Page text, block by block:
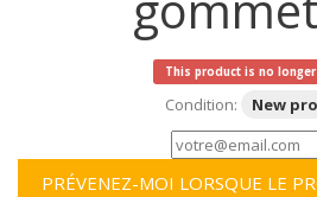
This product is no
Condition: New
PRÉVENEZ-MOI LORSQUE LE